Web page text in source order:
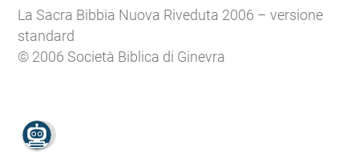
La Sacra Bibbia Nuova Riveduta 2006 – versione
standard
© 2006 Società Biblica di Ginevra